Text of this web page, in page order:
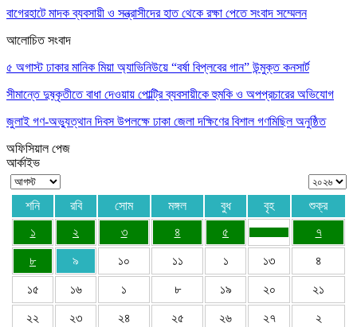
বাগেরহাটে মাদক ব্যবসায়ী ও সন্ত্রাসীদের হাত থেকে রক্ষা পেতে সংবাদ সম্মেলন
আলোচিত সংবাদ
৫ অগাস্ট ঢাকার মানিক মিয়া অ্যাভিনিউয়ে “বর্ষা বিপ্লবের গান” উন্মুক্ত কনসার্ট
সীমান্তে দুষ্কৃতীতে বাধা দেওয়ায় পোল্ট্রি ব্যবসায়ীকে হুমকি ও অপপ্রচারের অভিযোগ
জুলাই গণ-অভ্যুত্থান দিবস উপলক্ষে ঢাকা জেলা দক্ষিণের বিশাল গণমিছিল অনুষ্ঠিত
অফিসিয়াল পেজ
আর্কাইভ
শনি রবি সোম মঙ্গল বুধ বৃহ
শুক্র
১
২ ৩ ৪ ৫ ৭
৮ ৯ ১০ ১১ ১ ১৩ ৪
১৫ ১৬ ১ ৮ ১৯ ২০ ২১
২২ ২৩ ২৪ ২৫ ২৬ ২৭ ২